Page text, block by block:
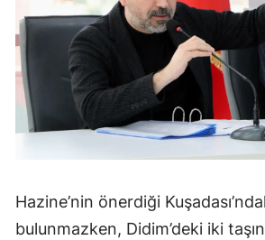
Hazine’nin önerdiği
bulunmazken, Didim’deki iki